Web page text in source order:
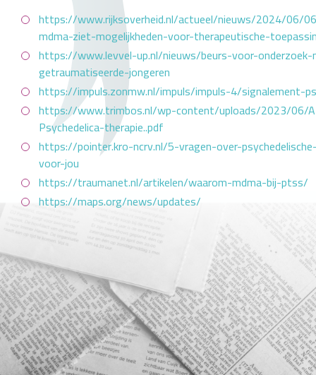
https://www.rijksoverheid.nl/actueel/nieuws/2024/06/
mdma-ziet-mogelijkheden-voor-therapeutische-
https://www.levvel-up.nl/nieuws/beurs-voor-
getraumatiseerde-jongeren
https://impuls.zonmw.nl/impuls/impuls-4/signalement-
https://www.trimbos.nl/wp-content/uploads/2023/06/
Psychedelica-therapie..pdf
https://pointer.kro-ncrv.nl/5-vragen-over-
voor-jou
https://traumanet.nl/artikelen/waarom-mdma-bij-ptss/
https://maps.org/news/updates/